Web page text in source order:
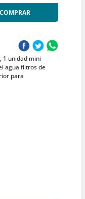
COMPRAR
1 unidad mini
agua filtros de
para